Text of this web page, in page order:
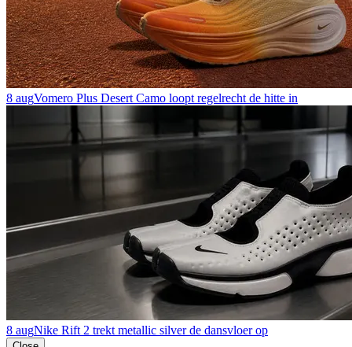
8 augVomero Plus Desert Camo loopt regelrecht de hitte in
8 augNike Rift 2 trekt metallic silver de dansvloer op